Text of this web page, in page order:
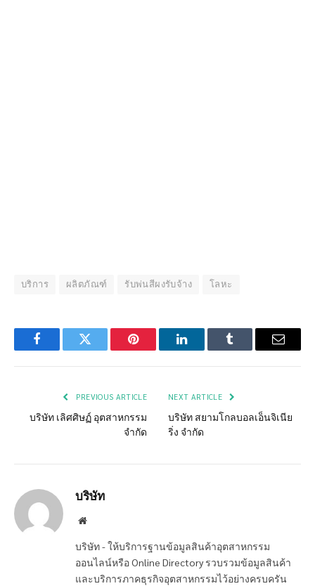
บริการ ผลิตภัณฑ์ รับพ่นสีผงรับจ้าง โลหะ
FacebookTwitter Pinterest LinkedInTumblr Email
PREVIOUS ARTICLE
บริษัท เลิศศิษฏ์ อุตสาหกรรม
จำกัด
NEXT ARTICLE
บริษัท สยามโกลบอลเอ็นจิเนีย
ริ่ง จำกัด
บริษัท
Website
บริษัท - ให้บริการฐานข้อมูลสินค้าอุตสาหกรรม
ออนไลน์หรือ Online Directory รวบรวมข้อมูลสินค้า
และบริการภาคธุรกิจอุตสาหกรรมไว้อย่างครบครัน